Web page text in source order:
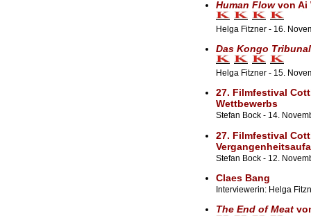
Human Flowvon Ai
Helga Fitzner - 16.
Das Kongo Tribunal
Helga Fitzner - 15.
27. Filmfestival
Wettbewerbs
Stefan Bock - 14.
27. Filmfestival
Stefan Bock - 12.
Claes Bang
Interviewerin: Helga
The End of Meat